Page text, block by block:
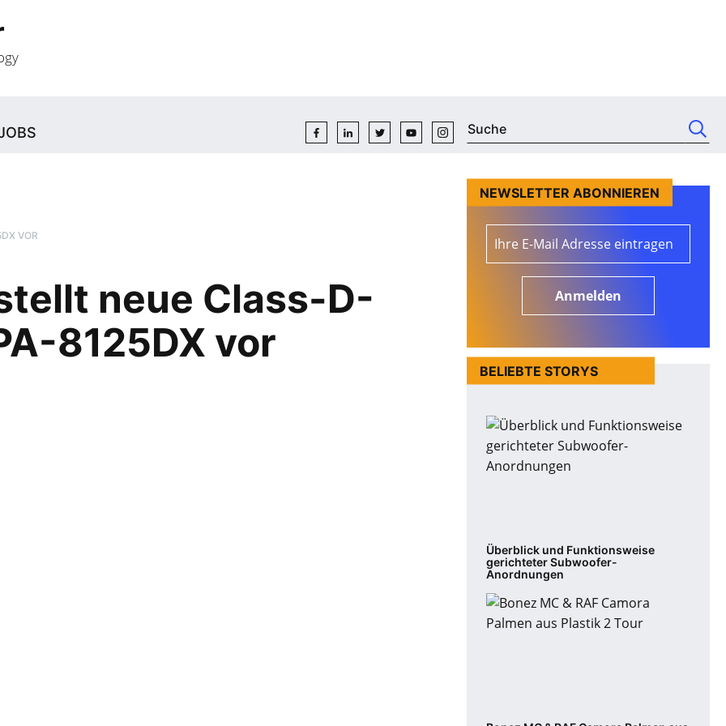
VOR
neue Class-D-
8125DX vor
NEWSLETTER ABONNIEREN
Anmelden
BELIEBTE STORYS
Überblick und Funktionsweise
gerichteter Subwoofer-
Anordnungen